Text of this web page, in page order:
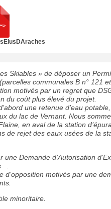
Skiables » de déposer un
communales B n° 121
motivés par un regret que
du coût plus élevé du projet.
une retenue d’eau
du lac de Vernant. Nous
en aval de la station
de rejet des eaux usées de la
Demande d’Autorisation
.
d’opposition motivés par une
minoritaire.